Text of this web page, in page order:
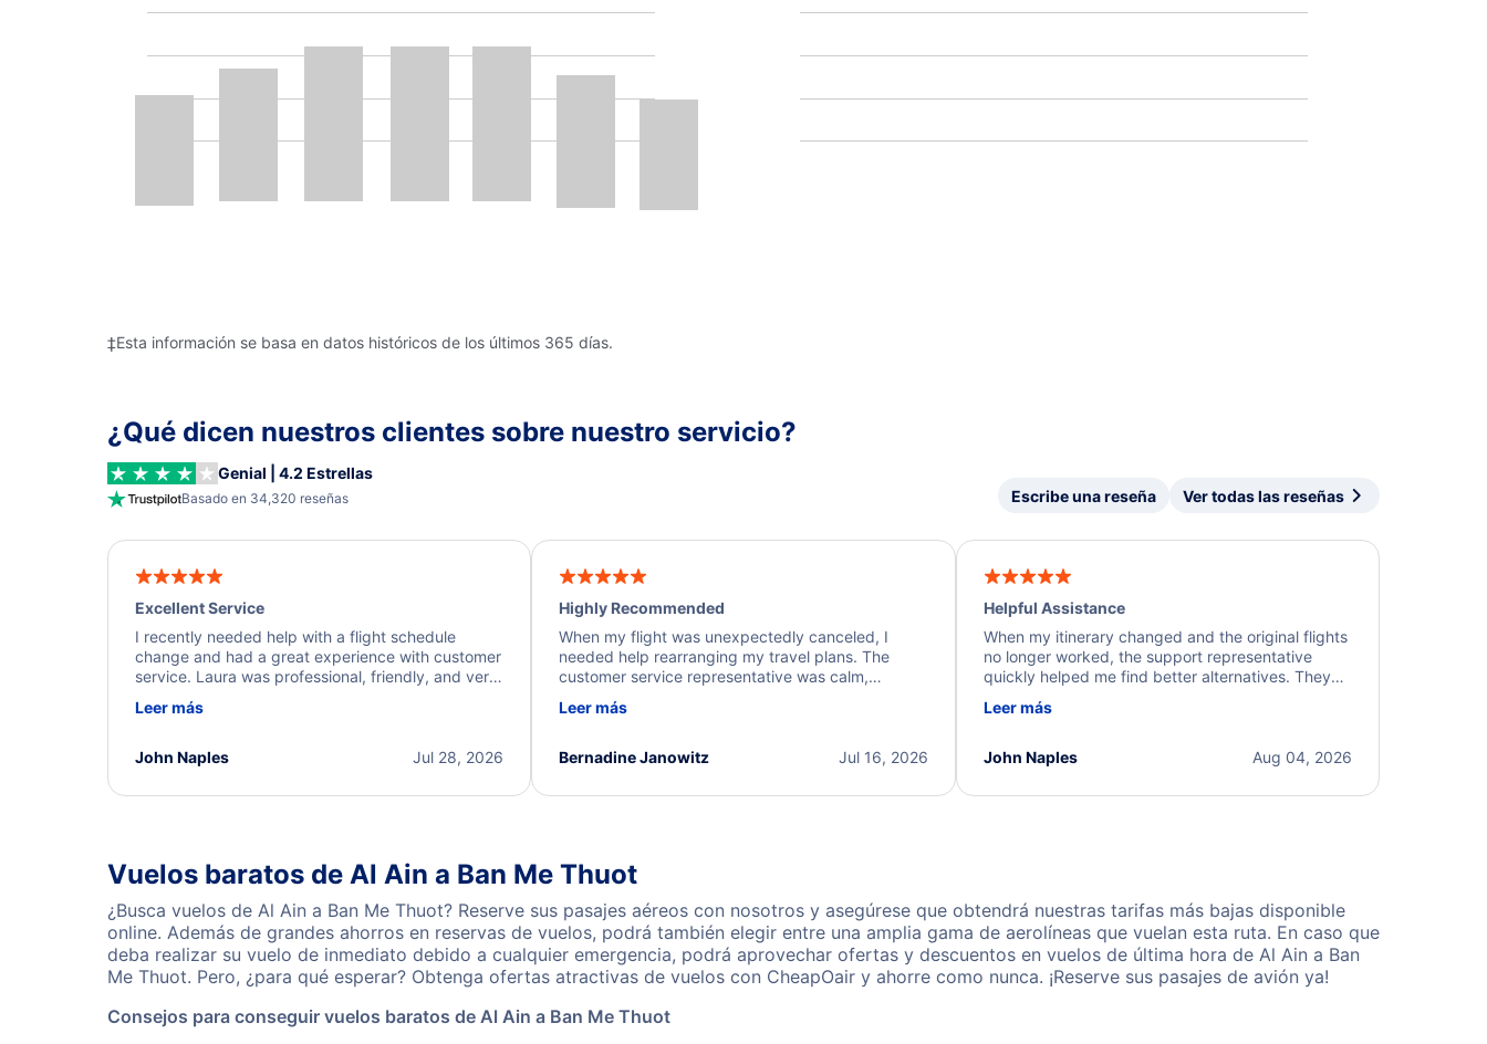
‡Esta información se basa en datos históricos de los últimos 365 días.
¿Qué dicen nuestros clientes sobre nuestro servicio?
Genial | 4.2 Estrellas
Basado en 34,320 reseñas Escribe una reseña Ver todas las reseñas
Excellent Service
I recently needed help with a flight schedule
change and had a great experience with customer
service. Laura was professional, friendly, and very
a solution and kept me informed of the next steps.
Leer más
Jul 28, 2026
John Naples
Highly Recommended
When my flight was unexpectedly canceled, I
needed help rearranging my travel plans. The
customer service representative was calm,
process. They quickly found alternative flight
I truly appreciate the excellent support and
Leer más
Jul 16, 2026
Bernadine Janowitz
Helpful Assistance
When my itinerary changed and the original flights
no longer worked, the support representative
quickly helped me find better alternatives. They
beyond to resolve the issue. I'm grateful for the
Leer más
Aug 04, 2026
John Naples
Vuelos baratos de Al Ain a Ban Me Thuot
¿Busca vuelos de Al Ain a Ban Me Thuot? Reserve sus pasajes aéreos con nosotros y asegúrese que obtendrá nuestras tarifas más bajas disponible
online. Además de grandes ahorros en reservas de vuelos, podrá también elegir entre una amplia gama de aerolíneas que vuelan esta ruta. En caso que
deba realizar su vuelo de inmediato debido a cualquier emergencia, podrá aprovechar ofertas y descuentos en vuelos de última hora de Al Ain a Ban
Me Thuot. Pero, ¿para qué esperar? Obtenga ofertas atractivas de vuelos con CheapOair y ahorre como nunca. ¡Reserve sus pasajes de avión ya!
Consejos para conseguir vuelos baratos de Al Ain a Ban Me Thuot